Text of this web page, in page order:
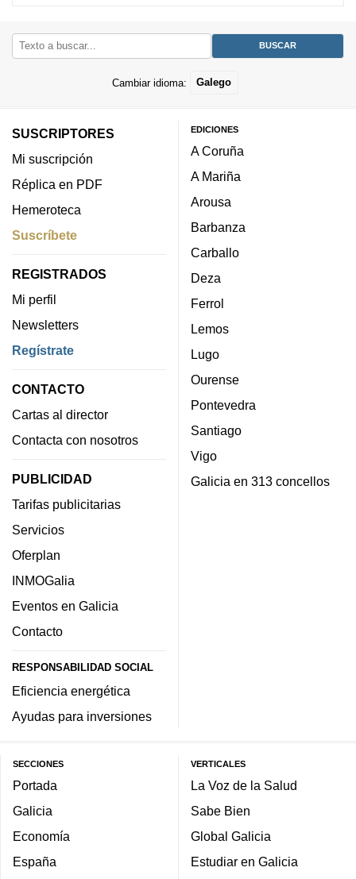
Cambiar idioma: Galego
SUSCRIPTORES
Mi suscripción
Réplica en PDF
Hemeroteca
Suscríbete
REGISTRADOS
Mi perfil
Newsletters
Regístrate
CONTACTO
Cartas al director
Contacta con nosotros
PUBLICIDAD
Tarifas publicitarias
Servicios
Oferplan
INMOGalia
Eventos en Galicia
Contacto
RESPONSABILIDAD SOCIAL
Eficiencia energética
Ayudas para inversiones
EDICIONES
A Coruña
A Mariña
Arousa
Barbanza
Carballo
Deza
Ferrol
Lemos
Lugo
Ourense
Pontevedra
Santiago
Vigo
Galicia en 313 concellos
SECCIONES
Portada
Galicia
Economía
España
VERTICALES
La Voz de la Salud
Sabe Bien
Global Galicia
Estudiar en Galicia